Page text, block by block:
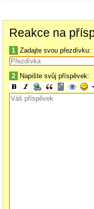
Reakce na
1 Zadajte svou přezdívku:
2 Napište svůj příspěvek: